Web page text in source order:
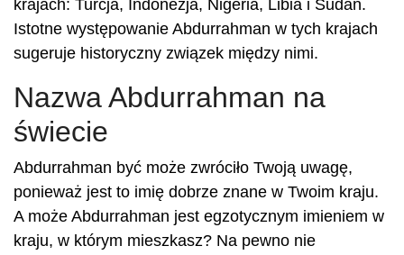
krajach: Turcja, Indonezja, Nigeria, Libia i Sudan.
Istotne występowanie Abdurrahman w tych krajach
sugeruje historyczny związek między nimi.
Nazwa Abdurrahman na
świecie
Abdurrahman być może zwróciło Twoją uwagę,
ponieważ jest to imię dobrze znane w Twoim kraju.
A może Abdurrahman jest egzotycznym imieniem w
kraju, w którym mieszkasz? Na pewno nie